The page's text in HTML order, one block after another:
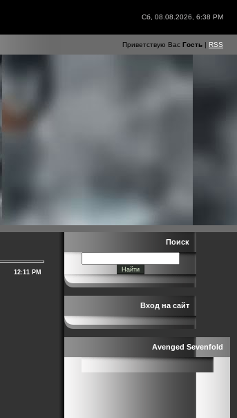
Сб, 08.08.2026, 6:38 PM
Приветствую Вас Гость | RSS
12:11 PM
Поиск
Вход на сайт
Avenged Sevenfold